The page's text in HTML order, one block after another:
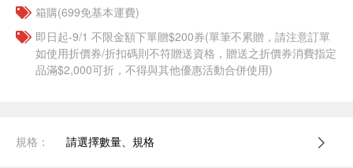
箱購(699免基本運費)
即日起-9/1 不限金額下單贈$200券(單筆不累贈，請注意訂單
如使用折價券/折扣碼則不符贈送資格，贈送之折價券消費指定
品滿$2,000可折，不得與其他優惠活動合併使用)
規格： 請選擇數量、規格